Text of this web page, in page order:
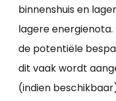
binnenshuis en
lagere energienota.
de potentiële
dit vaak wordt
(indien